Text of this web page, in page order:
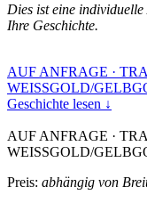
Dies ist eine
Ihre Geschichte.
AUF ANFRAGE ·
WEISSGOLD/
Geschichte lesen ↓
AUF ANFRAGE ·
WEISSGOLD/
Preis: abhängig von